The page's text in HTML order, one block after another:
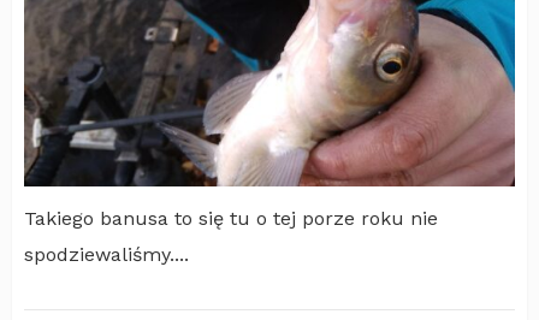
Takiego banusa to się tu o tej porze roku nie
spodziewaliśmy....